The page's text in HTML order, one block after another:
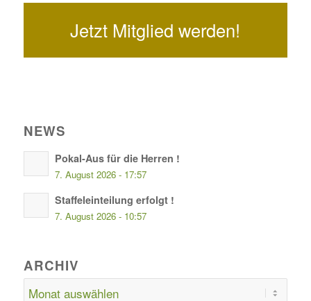
Jetzt Mitglied werden!
NEWS
Pokal-Aus für die Herren !
7. August 2026 - 17:57
Staffeleinteilung erfolgt !
7. August 2026 - 10:57
ARCHIV